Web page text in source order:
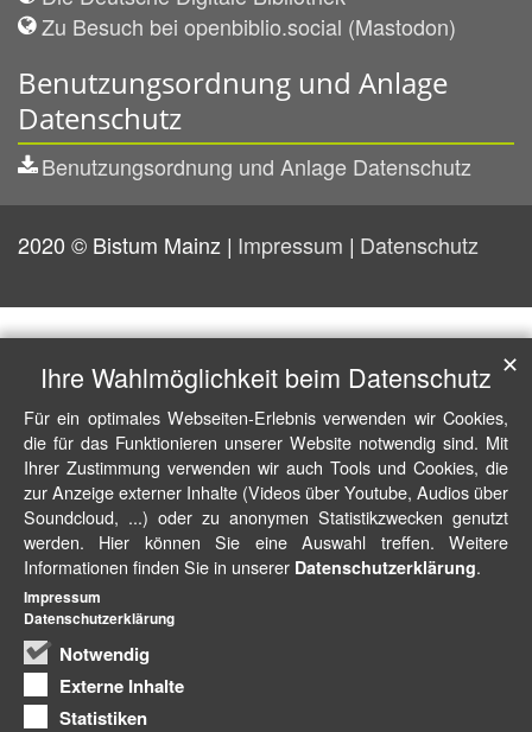
Zu Besuch bei openbiblio.social (Mastodon)
Benutzungsordnung und Anlage
Datenschutz
Benutzungsordnung und Anlage Datenschutz
2020 © Bistum Mainz Impressum Datenschutz
Ihre Wahlmöglichkeit beim Datenschutz
Für ein optimales Webseiten-Erlebnis verwenden wir Cookies,
die für das Funktionieren unserer Website notwendig sind. Mit
Ihrer Zustimmung verwenden wir auch Tools und Cookies, die
zur Anzeige externer Inhalte (Videos über Youtube, Audios über
Soundcloud, ...) oder zu anonymen Statistikzwecken genutzt
werden. Hier können Sie eine Auswahl treffen. Weitere
Informationen finden Sie in unserer Datenschutzerklärung.
Notwendig
Externe Inhalte
Statistiken
✕
Impressum
Datenschutzerklärung